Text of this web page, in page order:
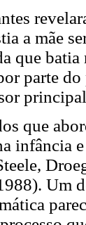
a mãe
que
parte
que
infância
Um